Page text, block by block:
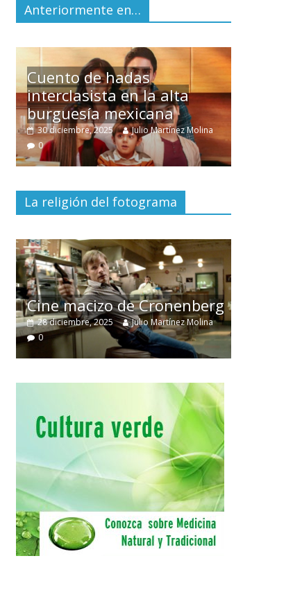
Anteriormente en…
Un hombre entre dos
mundos
15 mayo, 2026 Julio Martínez Molina 0
La religión del fotograma
El documentalNuestra
tierray el despojo de los
pueblos originarios
30 junio, 2026 Julio Martínez Molina 0